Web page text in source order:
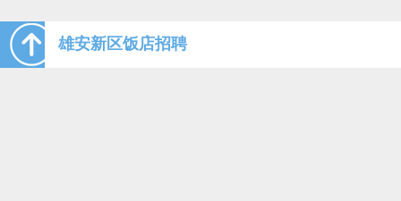
雄安新区饭店招聘